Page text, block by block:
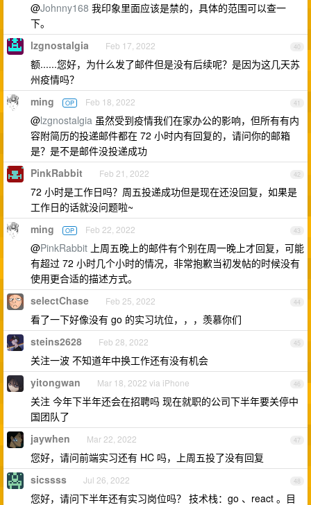
@Johnny168 我印象里面应该是禁的，具体的范围可以查一
下。
40
lzgnostalgia Feb 17, 2022
额......您好，为什么发了邮件但是没有后续呢？是因为这几天苏
州疫情吗？
41
ming OP Feb 18, 2022
@lzgnostalgia 虽然受到疫情我们在家办公的影响，但所有有内
容附简历的投递邮件都在 72 小时内有回复的，请问你的邮箱
是？是不是邮件没投递成功
42
PinkRabbit Feb 21, 2022
72 小时是工作日吗？周五投递成功但是现在还没回复，如果是
工作日的话就没问题啦~
43
ming OP Feb 22, 2022
@PinkRabbit 上周五晚上的邮件有个别在周一晚上才回复，可能
有超过 72 小时几个小时的情况，非常抱歉当初发帖的时候没有
使用更合适的描述方式。
44
selectChase Feb 25, 2022
看了一下好像没有 go 的实习坑位，，，羡慕你们
45
steins2628 Feb 28, 2022
关注一波 不知道年中换工作还有没有机会
46
yitongwan Mar 18, 2022 via iPhone
关注 今年下半年还会在招聘吗 现在就职的公司下半年要关停中
国团队了
47
jaywhen Mar 22, 2022
您好，请问前端实习还有 HC 吗，上周五投了没有回复
48
sicssss Jul 26, 2022
您好，请问下半年还有实习岗位吗？ 技术栈：go 、react 。目